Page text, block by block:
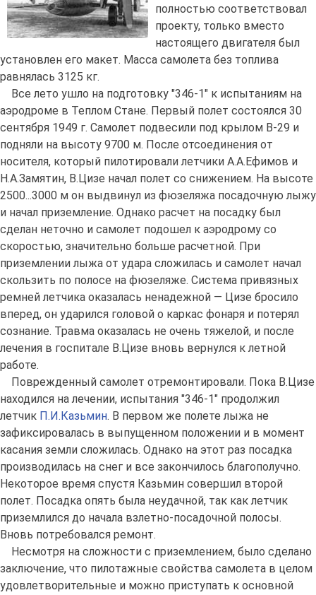
полностью соответствовал
проекту, только вместо
настоящего двигателя был
установлен его макет. Масса самолета без топлива
равнялась 3125 кг.
Все лето ушло на подготовку "346-1" к испытаниям на
аэродроме в Теплом Стане. Первый полет состоялся 30
сентября 1949 г. Самолет подвесили под крылом В-29 и
подняли на высоту 9700 м. После отсоединения от
носителя, который пилотировали летчики А.А.Ефимов и
Н.А.Замятин, В.Цизе начал полет со снижением. На высоте
2500...3000 м он выдвинул из фюзеляжа посадочную лыжу
и начал приземление. Однако расчет на посадку был
сделан неточно и самолет подошел к аэродрому со
скоростью, значительно больше расчетной. При
приземлении лыжа от удара сложилась и самолет начал
скользить по полосе на фюзеляже. Система привязных
ремней летчика оказалась ненадежной — Цизе бросило
вперед, он ударился головой о каркас фонаря и потерял
сознание. Травма оказалась не очень тяжелой, и после
лечения в госпитале В.Цизе вновь вернулся к летной
работе.
Поврежденный самолет отремонтировали. Пока В.Цизе
находился на лечении, испытания "346-1" продолжил
летчик П.И.Казьмин. В первом же полете лыжа не
зафиксировалась в выпущенном положении и в момент
касания земли сложилась. Однако на этот раз посадка
производилась на снег и все закончилось благополучно.
Некоторое время спустя Казьмин совершил второй
полет. Посадка опять была неудачной, так как летчик
приземлился до начала взлетно-посадочной полосы.
Вновь потребовался ремонт.
Несмотря на сложности с приземлением, было сделано
заключение, что пилотажные свойства самолета в целом
удовлетворительные и можно приступать к основной